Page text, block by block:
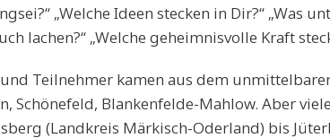
„Welche Ideen stecken in Dir?“ „Was
lachen?“ „Welche geheimnisvolle Kraft
Teilnehmer kamen aus dem
Schönefeld, Blankenfelde-Mahlow. Aber
(Landkreis Märkisch-Oderland) bis